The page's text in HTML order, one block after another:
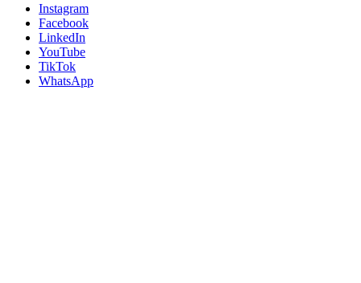
Instagram
Facebook
LinkedIn
YouTube
TikTok
WhatsApp